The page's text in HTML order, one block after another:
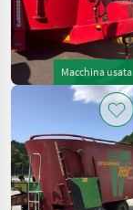
Macchina usata